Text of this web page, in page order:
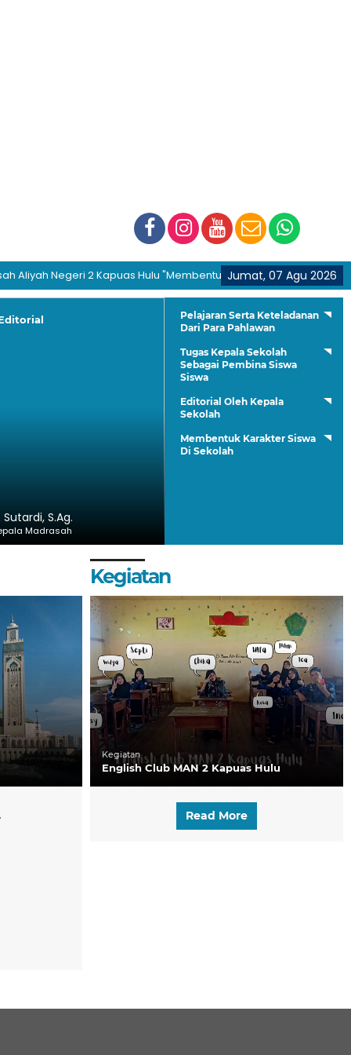
Jumat, 07 Agu 2026
Negeri 2 Kapuas Hulu "Membentuk Generasi Hijrah dan
Sutardi, S.Ag.
Madrasah
Pelajaran Serta Keteladanan
Dari Para Pahlawan
Tugas Kepala Sekolah
Sebagai Pembina Siswa
Siswa
Editorial Oleh Kepala
Sekolah
Membentuk Karakter Siswa
Di Sekolah
Kegiatan
Kegiatan
English Club MAN 2 Kapuas Hulu
Read More